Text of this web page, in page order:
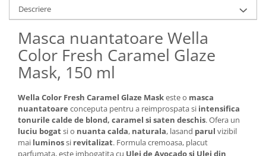
Descriere
Masca nuantatoare Wella
Color Fresh Caramel Glaze
Mask, 150 ml
Wella Color Fresh Caramel Glaze Maskeste o masca
nuantatoare conceputa pentru a reimprospata si intensifica
tonurile calde de blond, caramel si saten deschis. Ofera un
luciu bogatsi o nuanta calda, naturala, lasand parul vizibil
mai luminossi revitalizat. Formula cremoasa, placut
parfumata, este imbogatita cu Ulei de Avocado si Ulei din